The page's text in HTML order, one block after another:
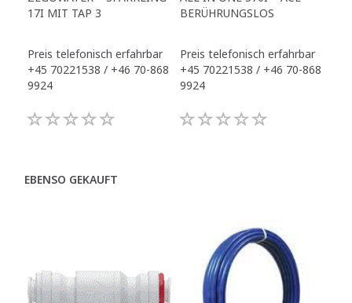
17I MIT TAP 3
Preis telefonisch erfahrbar
+45 70221538 / +46 70-868
9924
BERÜHRUNGSLOS
Preis telefonisch erfahrbar
+45 70221538 / +46 70-868
9924
EBENSO GEKAUFT